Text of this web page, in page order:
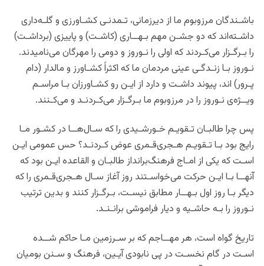
باشـندگان مرزوبوم ما از دیرزمانی، تـمدنـی کشـاورزی و گلـه‌داری
داشـته‌اند که دو جشـن مهم بـهــاری (کاشـت) و پاییزی (برداشـت)
را بـرگـزار می‌کـردند که اولی را نـوروز و دومی را مهرگان می‌نامیدند.
نـوروز بـا زنـدگـی عینی مردمان ما که اکثراً کشـاورز و مالدار (دام
پـرور) اند، پیوند داشـت و دارد از ایـن ‌رو کشـاورزان بـا مراسـم
ویــژه‌ی نـوروز را در مرزوبوم ما بـرگـزار می‌کـردنـد و می‌کـنند.
پس چرا طالبـان تـقویـم خـورشـیدی را که سـال‌هــا در کشـور مـا
رایج بود بـا تـقویـم هـجری‌قـمری عوض کـردنـد؟ حس عمومی ایـن
اسـت که یکی از امـاج فرهنگ‌برانداز طالبـان و القاعده ایـن بود که
آنهــا بـا ایـن حرکت می‌خواسـتند روز آغاز سـال هـجری‌قـمری را که
دیگر بـا روز اول بـهــار مطابق نیسـت، بـرگـزار کنند و بدین ترتیب
نـوروز را بـه حاشـیه و دیار فراموشی برانـنـد.
تاریخ گواه است، هر مهــاجم که بر سـرزمین مـا حاکم شــده
اسـت در گام نخسـت در پی نابودی آیـین، فرهنگ و سـنن بومیان